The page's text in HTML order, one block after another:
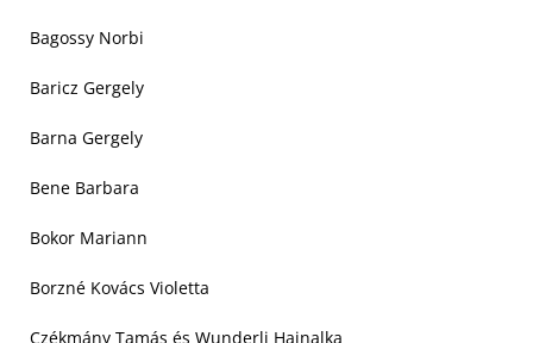
Bagossy Norbi
Baricz Gergely
Barna Gergely
Bene Barbara
Bokor Mariann
Borzné Kovács Violetta
Czékmány Tamás és Wunderli Hajnalka